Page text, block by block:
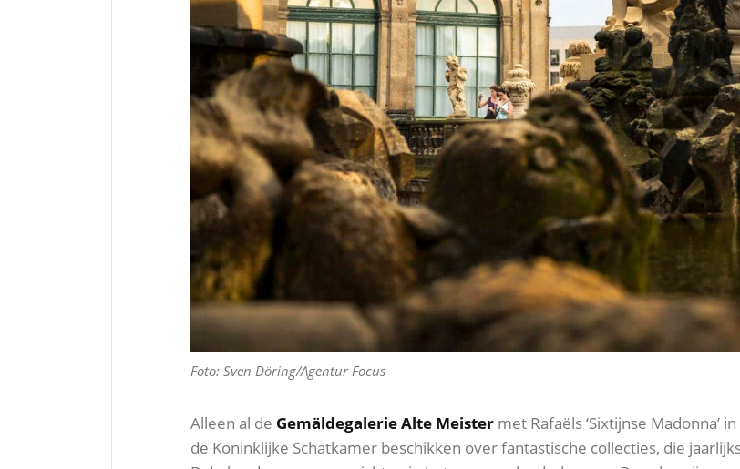
Foto: Sven Döring/Agentur Focus
Alleen al de Gemäldegalerie Alte Meister met Rafaëls ‘Sixtijnse Madonna’
de Koninklijke Schatkamer beschikken over fantastische collecties, die